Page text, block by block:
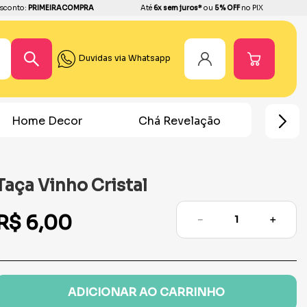
PRIMEIRACOMPRA Até6x sem juros*ou 5% OFFno PIX
Duvidas via Whatsapp
Home Decor Chá Revelação Festa
Vinho Cristal
6,00 ＋
－
ADICIONAR AO CARRINHO